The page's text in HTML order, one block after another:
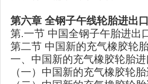
第六章 全钢子午线轮胎进出
第.一节 中国全钢子午胎进出
第二节 中国新的充气橡胶轮
一、中国新的充气橡胶轮胎
（一）中国新的充气橡胶轮